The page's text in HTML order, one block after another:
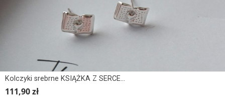
Kolczyki srebrne KSIĄŻKA Z SERCEM
111,90 zł